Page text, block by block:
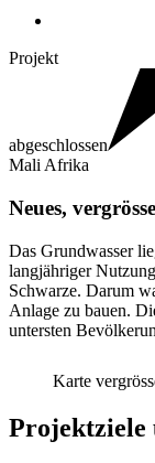
Projekt
abgeschlossen
Mali Afrika
Neues,
Das Grundwasser
langjähriger
Schwarze. Darum
Anlage zu bauen.
untersten
Karte
Projektziele